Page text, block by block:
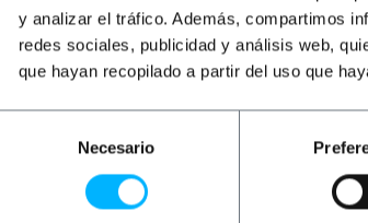
y analizar el tráfico. Además, compartimos
redes sociales, publicidad y análisis web,
que hayan recopilado a partir del uso que
consentimiento
Necesario
+
-
+
+
OUTLET
épaisseur
bleue
PVP
0,21€
VAT inc.